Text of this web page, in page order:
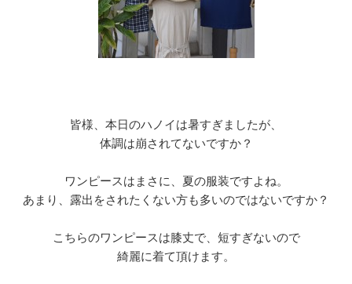
皆様、本日のハノイは暑すぎましたが、
体調は崩されてないですか？
ワンピースはまさに、夏の服装ですよね。
あまり、露出をされたくない方も多いのではないですか？
こちらのワンピースは膝丈で、短すぎないので
綺麗に着て頂けます。